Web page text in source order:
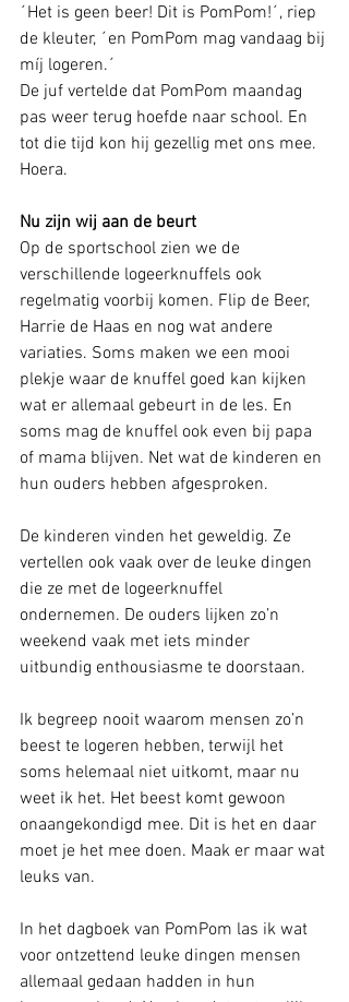
´Het is geen beer! Dit is PomPom!´, riep
de kleuter, ´en PomPom mag vandaag bij
míj logeren.´
De juf vertelde dat PomPom maandag
pas weer terug hoefde naar school. En
tot die tijd kon hij gezellig met ons mee.
Hoera.
Nu zijn wij aan de beurt
Op de sportschool zien we de
verschillende logeerknuffels ook
regelmatig voorbij komen. Flip de Beer,
Harrie de Haas en nog wat andere
variaties. Soms maken we een mooi
plekje waar de knuffel goed kan kijken
wat er allemaal gebeurt in de les. En
soms mag de knuffel ook even bij papa
of mama blijven. Net wat de kinderen en
hun ouders hebben afgesproken.
De kinderen vinden het geweldig. Ze
vertellen ook vaak over de leuke dingen
die ze met de logeerknuffel
ondernemen. De ouders lijken zo’n
weekend vaak met iets minder
uitbundig enthousiasme te doorstaan.
Ik begreep nooit waarom mensen zo’n
beest te logeren hebben, terwijl het
soms helemaal niet uitkomt, maar nu
weet ik het. Het beest komt gewoon
onaangekondigd mee. Dit is het en daar
moet je het mee doen. Maak er maar wat
leuks van.
In het dagboek van PomPom las ik wat
voor ontzettend leuke dingen mensen
allemaal gedaan hadden in hun